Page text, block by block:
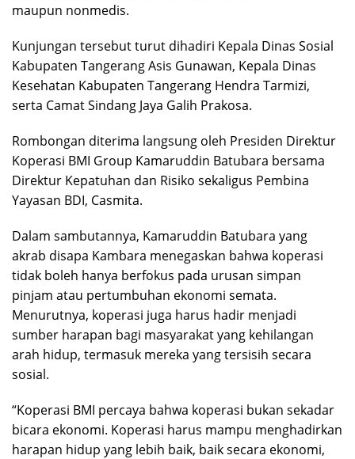
maupun nonmedis.
Kunjungan tersebut turut dihadiri Kepala Dinas Sosial
Kabupaten Tangerang Asis Gunawan, Kepala Dinas
Kesehatan Kabupaten Tangerang Hendra Tarmizi,
serta Camat Sindang Jaya Galih Prakosa.
Rombongan diterima langsung oleh Presiden Direktur
Koperasi BMI Group Kamaruddin Batubara bersama
Direktur Kepatuhan dan Risiko sekaligus Pembina
Yayasan BDI, Casmita.
Dalam sambutannya, Kamaruddin Batubara yang
akrab disapa Kambara menegaskan bahwa koperasi
tidak boleh hanya berfokus pada urusan simpan
pinjam atau pertumbuhan ekonomi semata.
Menurutnya, koperasi juga harus hadir menjadi
sumber harapan bagi masyarakat yang kehilangan
arah hidup, termasuk mereka yang tersisih secara
sosial.
“Koperasi BMI percaya bahwa koperasi bukan sekadar
bicara ekonomi. Koperasi harus mampu menghadirkan
harapan hidup yang lebih baik, baik secara ekonomi,